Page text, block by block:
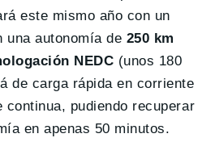
este mismo año con un
autonomía de 250 km
NEDC (unos 180
de carga rápida en corriente
pudiendo recuperar
en apenas 50 minutos.